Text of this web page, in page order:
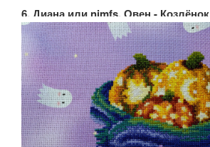
6. Диана или nimfs, Овен - Козлёнок